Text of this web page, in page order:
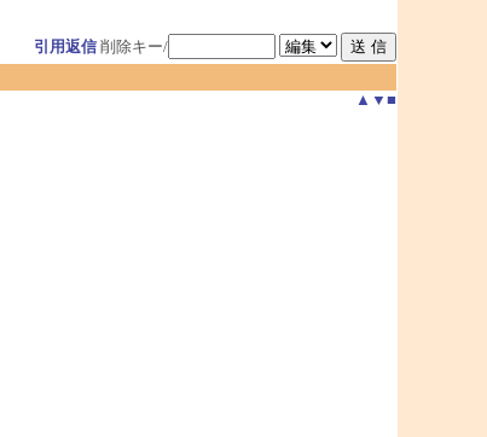
引用返信 削除キー/
▲ ▼ ■